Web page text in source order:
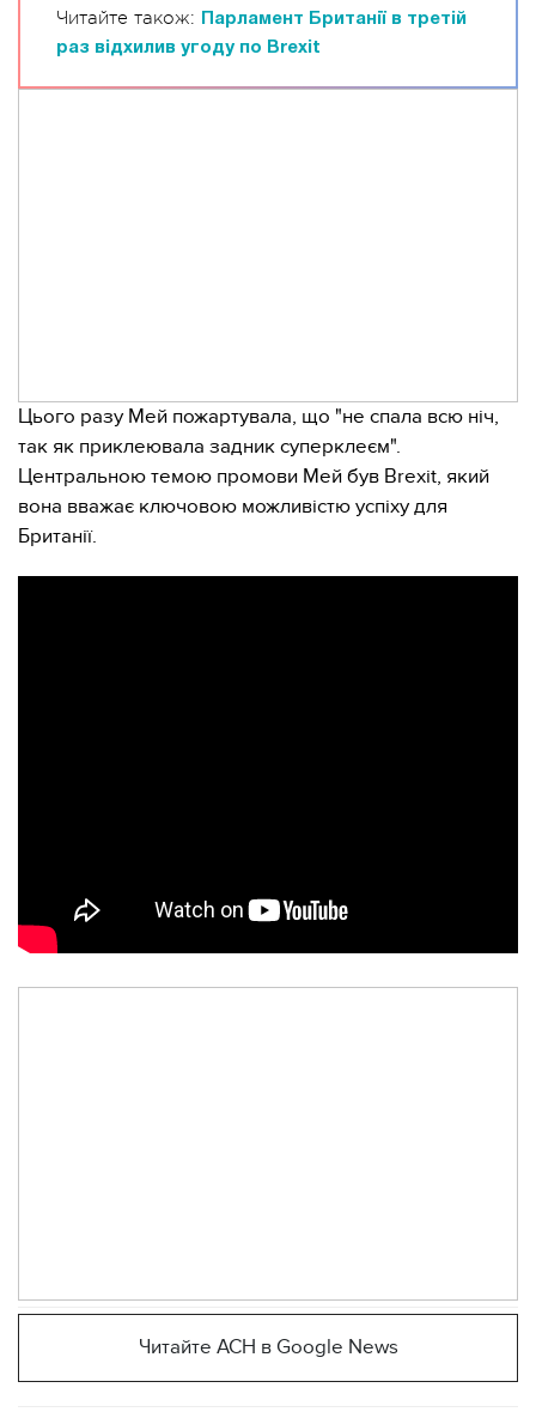
Читайте також:
Парламент Британії в третій
раз відхилив угоду по Brexit
Цього разу Мей пожартувала, що "не спала всю ніч,
так як приклеювала задник суперклеєм".
Центральною темою промови Мей був Brexit, який
вона вважає ключовою можливістю успіху для
Британії.
Читайте АСН в Google News